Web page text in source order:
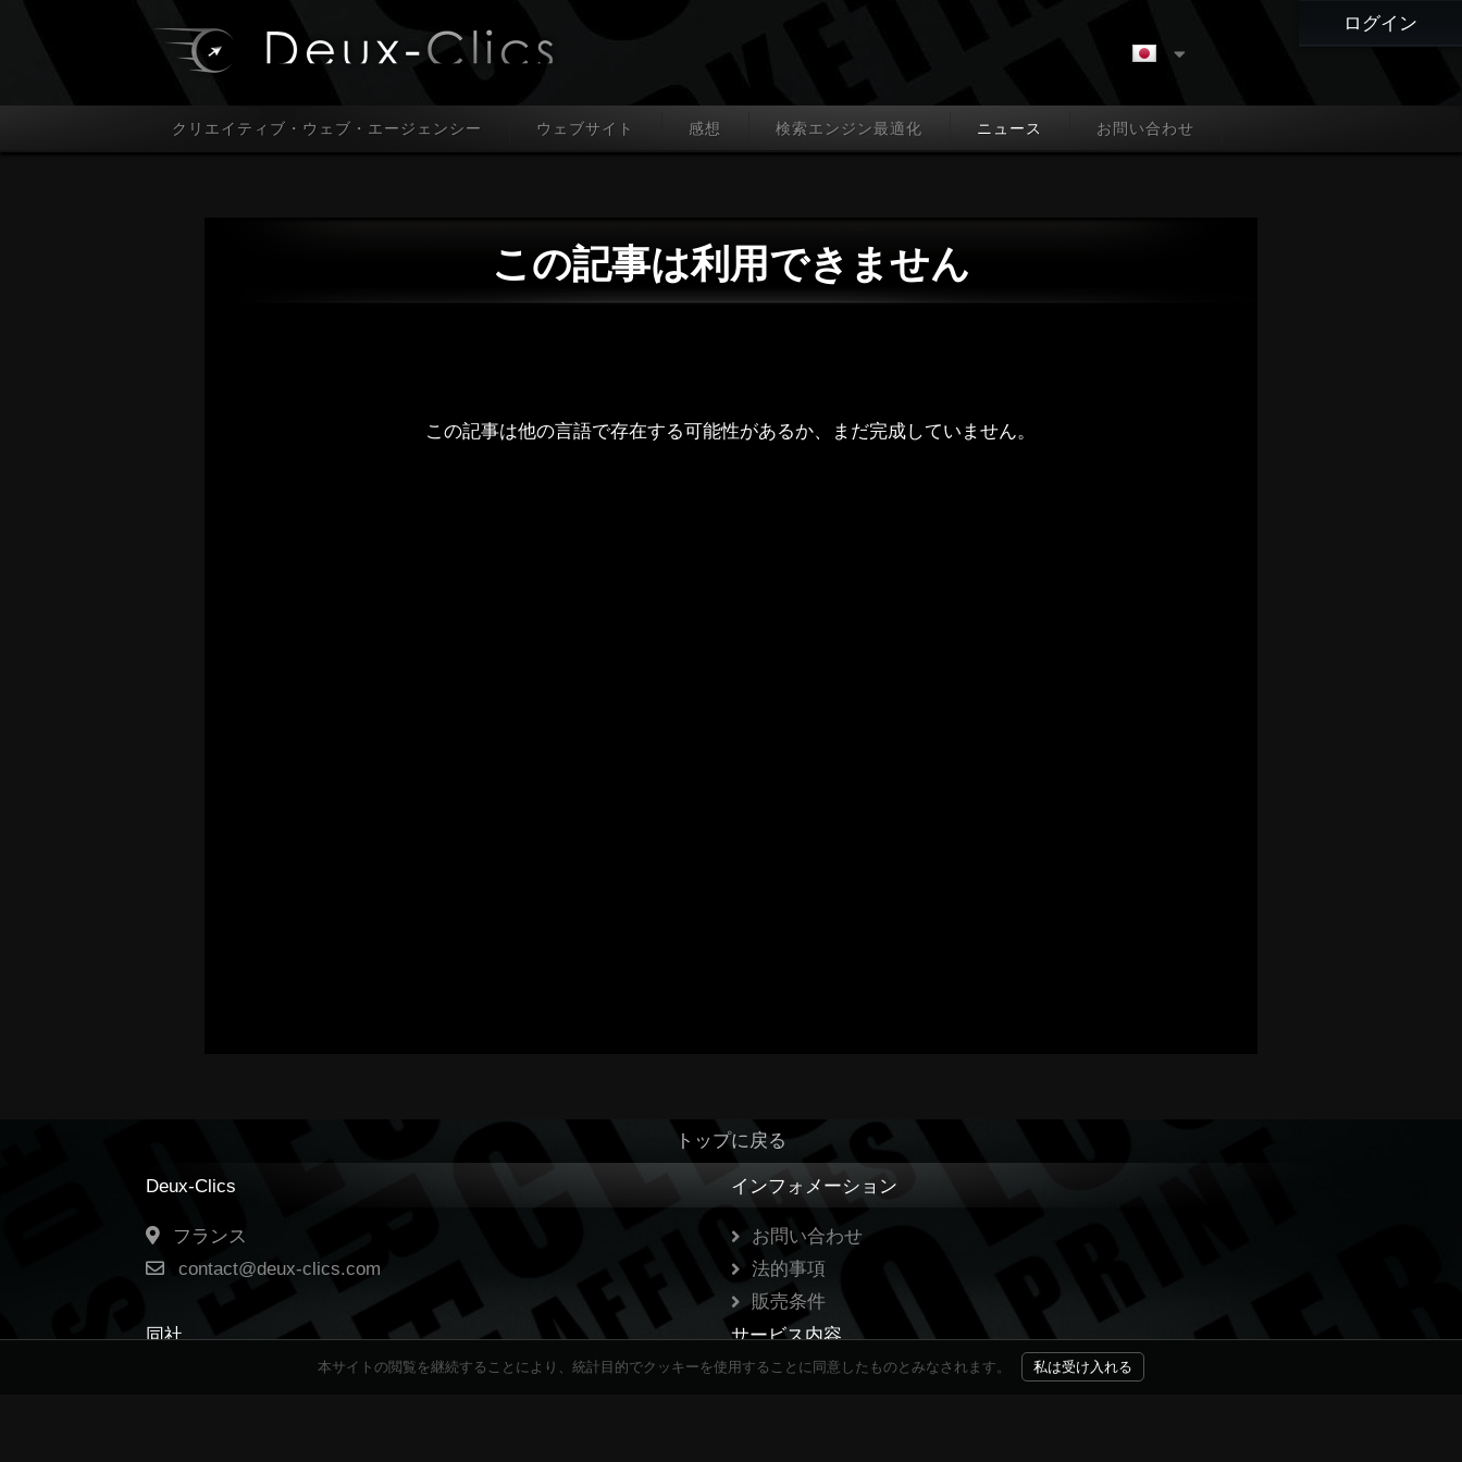
ログイン
クリエイティブ・ウェブ・エージェンシー ウェブサイト 感想 検索エンジン最適化 ニュース お問い合わせ
この記事は利用できません
この記事は他の言語で存在する可能性があるか、まだ完成していません。
トップに戻る
Deux-Clics
フランス
contact@deux-clics.com
インフォメーション
お問い合わせ
法的事項
販売条件
同社
サービス内容
本サイトの閲覧を継続することにより、統計目的でクッキーを使用することに同意したものとみなされます。 私は受け入れる